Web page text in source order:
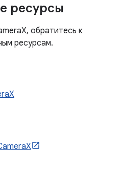
ресурсы
обратитесь к
ресурсам.